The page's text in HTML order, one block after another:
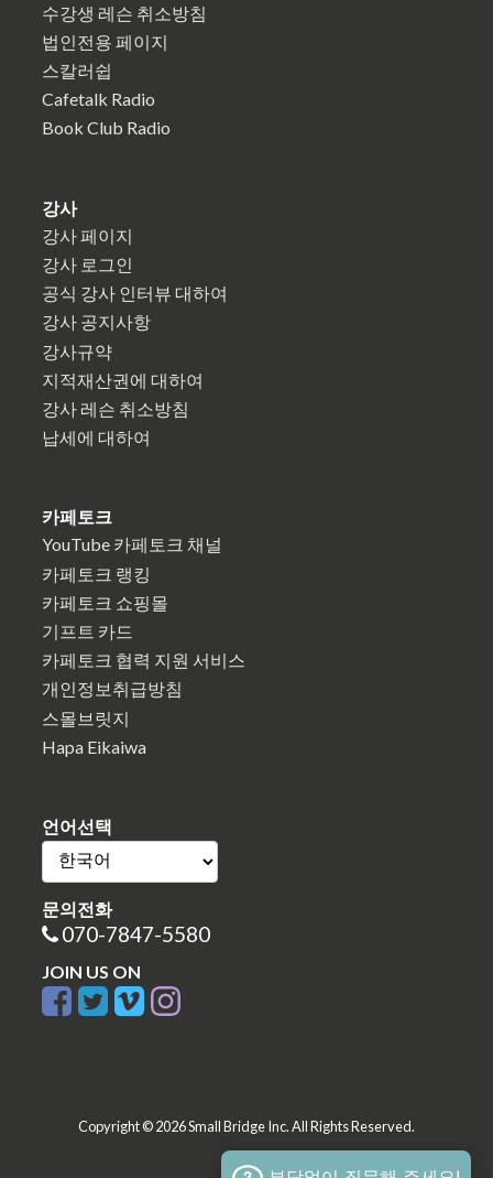
수강생 레슨 취소방침
법인전용 페이지
스칼러쉽
Cafetalk Radio
Book Club Radio
강사
강사 페이지
강사 로그인
공식 강사 인터뷰 대하여
강사 공지사항
강사규약
지적재산권에 대하여
강사 레슨 취소방침
납세에 대하여
카페토크
YouTube 카페토크 채널
카페토크 랭킹
카페토크 쇼핑몰
기프트 카드
카페토크 협력 지원 서비스
개인정보취급방침
스몰브릿지
Hapa Eikaiwa
언어선택
문의전화
070-7847-5580
JOIN US ON
Copyright © 2026 Small Bridge Inc. All Rights Reserved.